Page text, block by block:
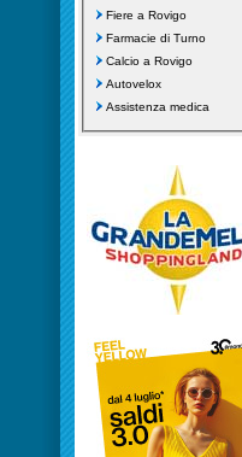
Fiere a Rovigo
Farmacie di Turno
Calcio a Rovigo
Autovelox
Assistenza medica